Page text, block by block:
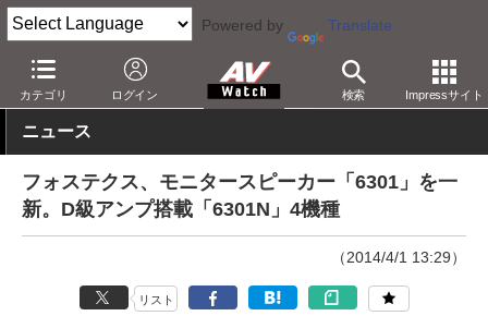
Powered by Translate
カテゴリ ログイン 検索 Impressサイト
AV Watch 製品 オーディオスピーカー
ニュース
フォステクス、モニタースピーカー「6301」を一
新。D級アンプ搭載「6301N」4機種
（2014/4/1 13:29）
リスト